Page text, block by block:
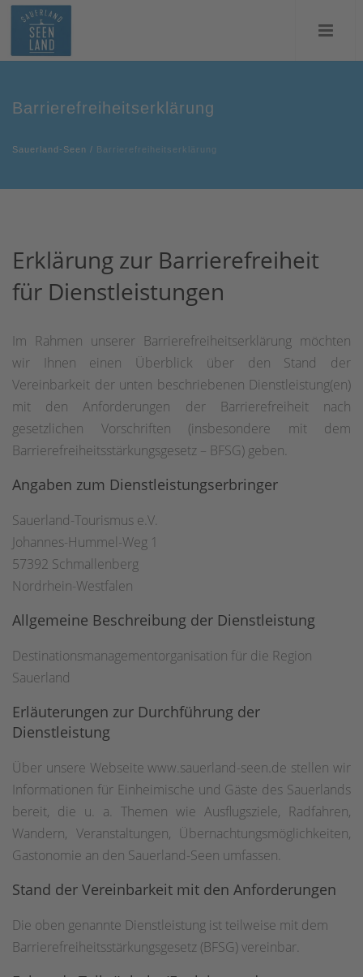
Barrierefreiheitserklärung
Sauerland-Seen / Barrierefreiheitserklärung
Erklärung zur Barrierefreiheit
für Dienstleistungen
Im Rahmen unserer Barrierefreiheitserklärung möchten
wir Ihnen einen Überblick über den Stand der
Vereinbarkeit der unten beschriebenen Dienstleistung(en)
mit den Anforderungen der Barrierefreiheit nach
gesetzlichen Vorschriften (insbesondere mit dem
Barrierefreiheitsstärkungsgesetz – BFSG) geben.
Angaben zum Dienstleistungserbringer
Sauerland-Tourismus e.V.
Johannes-Hummel-Weg 1
57392 Schmallenberg
Nordrhein-Westfalen
Allgemeine Beschreibung der Dienstleistung
Destinationsmanagementorganisation für die Region
Sauerland
Erläuterungen zur Durchführung der
Dienstleistung
Über unsere Webseite www.sauerland-seen.de stellen wir
Informationen für Einheimische und Gäste des Sauerlands
bereit, die u. a. Themen wie Ausflugsziele, Radfahren,
Wandern, Veranstaltungen, Übernachtungsmöglichkeiten,
Gastonomie an den Sauerland-Seen umfassen.
Stand der Vereinbarkeit mit den Anforderungen
Die oben genannte Dienstleistung ist teilweise mit dem
Barrierefreiheitsstärkungsgesetz (BFSG) vereinbar.